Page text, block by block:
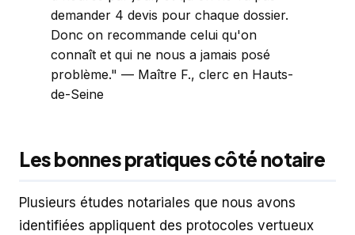
demander 4 devis pour chaque dossier.
Donc on recommande celui qu'on
connaît et qui ne nous a jamais posé
problème." — Maître F., clerc en Hauts-
de-Seine
Les bonnes pratiques côté notaire
Plusieurs études notariales que nous avons
identifiées appliquent des protocoles vertueux